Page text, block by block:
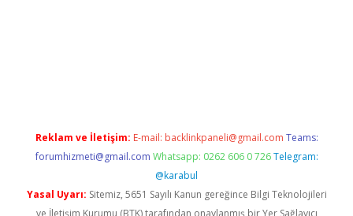
Reklam ve İletişim: E-mail: backlinkpaneli@gmail.com Teams:
forumhizmeti@gmail.com Whatsapp: 0262 606 0 726 Telegram:
@karabul
Yasal Uyarı: Sitemiz, 5651 Sayılı Kanun gereğince Bilgi Teknolojileri
ve İletişim Kurumu (BTK) tarafından onaylanmış bir Yer Sağlayıcı